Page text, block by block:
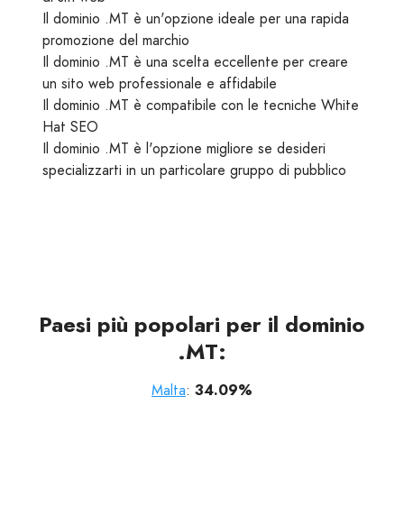
Il dominio .MT è un'opzione ideale per una rapida
promozione del marchio
Il dominio .MT è una scelta eccellente per creare
un sito web professionale e affidabile
Il dominio .MT è compatibile con le tecniche White
Hat SEO
Il dominio .MT è l'opzione migliore se desideri
specializzarti in un particolare gruppo di pubblico
Paesi più popolari per il dominio
.MT:
Malta: 34.09%